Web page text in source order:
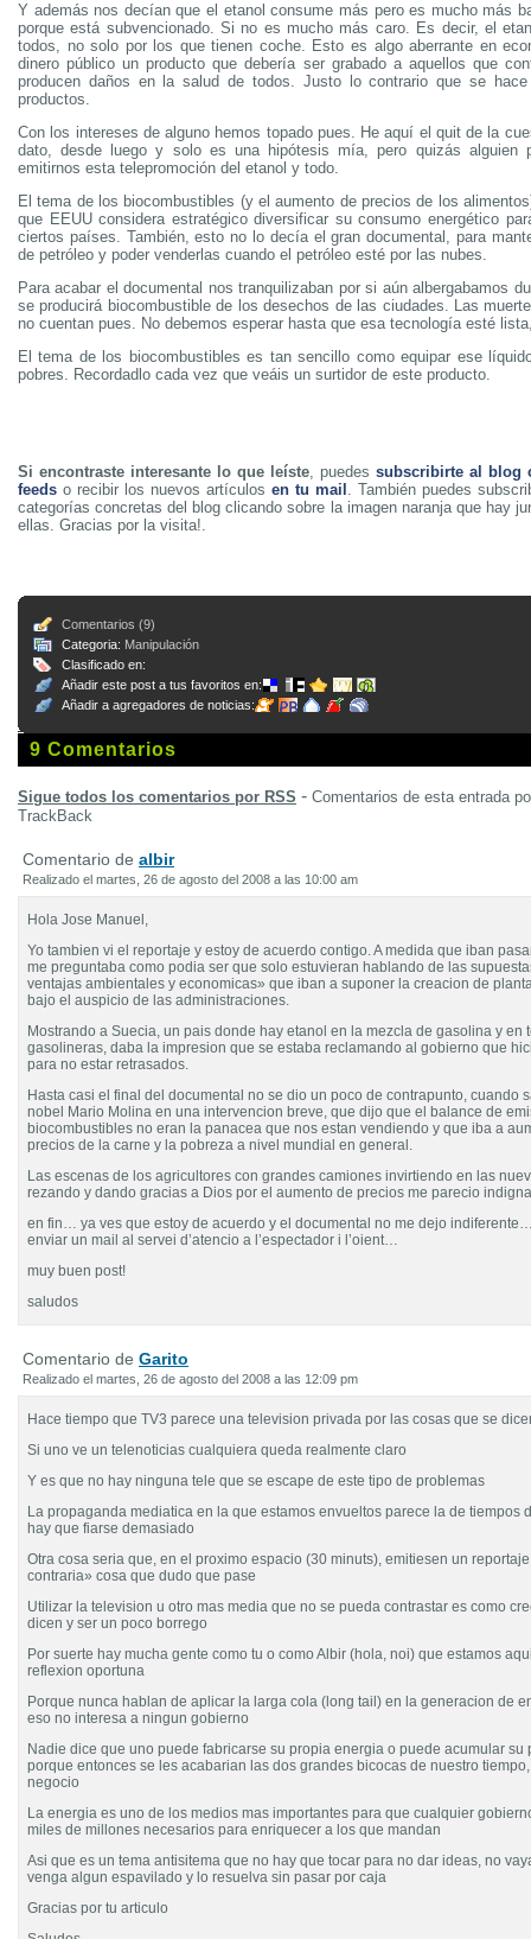
Y además nos decían que el etanol consume más pero es mucho más
porque está subvencionado. Si no es mucho más caro. Es decir, el
todos, no solo por los que tienen coche. Esto es algo aberrante en
dinero público un producto que debería ser grabado a aquellos que
producen daños en la salud de todos. Justo lo contrario que se
productos.
Con los intereses de alguno hemos topado pues. He aquí el quit de la
dato, desde luego y solo es una hipótesis mía, pero quizás alguien
emitirnos esta telepromoción del etanol y todo.
El tema de los biocombustibles (y el aumento de precios de los
que EEUU considera estratégico diversificar su consumo energético
ciertos países. También, esto no lo decía el gran documental, para
de petróleo y poder venderlas cuando el petróleo esté por las nubes.
Para acabar el documental nos tranquilizaban por si aún albergabamos
se producirá biocombustible de los desechos de las ciudades. Las
no cuentan pues. No debemos esperar hasta que esa tecnología esté
El tema de los biocombustibles es tan sencillo como equipar ese
pobres. Recordadlo cada vez que veáis un surtidor de este producto.
Si encontraste interesante lo que leíste, puedessubscribirte al blog
feeds o recibir los nuevos artículosen tu mail . También puedes
categorías concretas del blog clicando sobre la imagen naranja que hay
ellas. Gracias por la visita!.
Comentarios (9)
Categoria: Manipulación
Clasificado en:
Añadir este post a tus favoritos en:
Añadir a agregadores de noticias:
9 Comentarios
Sigue todos los comentarios por RSS - Comentarios de esta entrada
TrackBack
Comentario de albir
Realizado el martes, 26 de agosto del 2008 a las 10:00 am
Hola Jose Manuel,
Yo tambien vi el reportaje y estoy de acuerdo contigo. A medida que iban
me preguntaba como podia ser que solo estuvieran hablando de las
ventajas ambientales y economicas» que iban a suponer la creacion de
bajo el auspicio de las administraciones.
Mostrando a Suecia, un pais donde hay etanol en la mezcla de gasolina y en
gasolineras, daba la impresion que se estaba reclamando al gobierno que
para no estar retrasados.
Hasta casi el final del documental no se dio un poco de contrapunto, cuando
nobel Mario Molina en una intervencion breve, que dijo que el balance de
biocombustibles no eran la panacea que nos estan vendiendo y que iba a
precios de la carne y la pobreza a nivel mundial en general.
Las escenas de los agricultores con grandes camiones invirtiendo en las
rezando y dando gracias a Dios por el aumento de precios me parecio
en fin… ya ves que estoy de acuerdo y el documental no me dejo
enviar un mail al servei d’atencio a l’espectador i l’oient…
muy buen post!
saludos
Comentario de Garito
Realizado el martes, 26 de agosto del 2008 a las 12:09 pm
Hace tiempo que TV3 parece una television privada por las cosas que se
Si uno ve un telenoticias cualquiera queda realmente claro
Y es que no hay ninguna tele que se escape de este tipo de problemas
La propaganda mediatica en la que estamos envueltos parece la de tiempos
hay que fiarse demasiado
Otra cosa seria que, en el proximo espacio (30 minuts), emitiesen un
contraria» cosa que dudo que pase
Utilizar la television u otro mas media que no se pueda contrastar es como
dicen y ser un poco borrego
Por suerte hay mucha gente como tu o como Albir (hola, noi) que estamos
reflexion oportuna
Porque nunca hablan de aplicar la larga cola (long tail) en la generacion de
eso no interesa a ningun gobierno
Nadie dice que uno puede fabricarse su propia energia o puede acumular su
porque entonces se les acabarian las dos grandes bicocas de nuestro
negocio
La energia es uno de los medios mas importantes para que cualquier
miles de millones necesarios para enriquecer a los que mandan
Asi que es un tema antisitema que no hay que tocar para no dar ideas, no
venga algun espavilado y lo resuelva sin pasar por caja
Gracias por tu articulo